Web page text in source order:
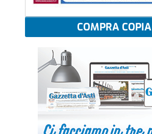
COMPRA COPIA